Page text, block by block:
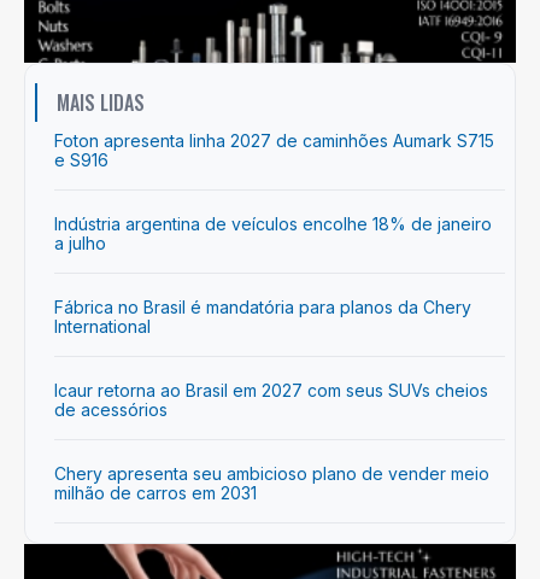
MAIS LIDAS
Foton apresenta linha 2027 de caminhões Aumark S715
e S916
Indústria argentina de veículos encolhe 18% de janeiro
a julho
Fábrica no Brasil é mandatória para planos da Chery
International
Icaur retorna ao Brasil em 2027 com seus SUVs cheios
de acessórios
Chery apresenta seu ambicioso plano de vender meio
milhão de carros em 2031